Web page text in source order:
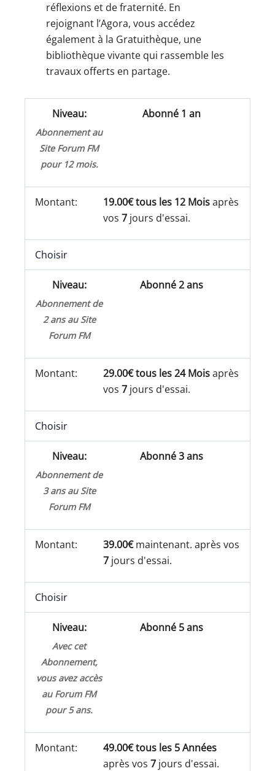
réflexions et de fraternité. En
rejoignant l’Agora, vous accédez
également à la Gratuithèque, une
bibliothèque vivante qui rassemble les
travaux offerts en partage.
Abonné 1 an
Abonnement au
Site Forum FM
pour 12 mois.
19.00€ tous les 12 Moisaprès
vos7 jours d'essai.
Choisir
Abonné 2 ans
Abonnement de
2 ans au Site
Forum FM
29.00€ tous les 24 Moisaprès
vos7 jours d'essai.
Choisir
Abonné 3 ans
Abonnement de
3 ans au Site
Forum FM
39.00€maintenant. après vos
7 jours d'essai.
Choisir
Abonné 5 ans
Avec cet
Abonnement,
vous avez accès
au Forum FM
pour 5 ans.
49.00€ tous les 5 Années
après vos7 jours d'essai.